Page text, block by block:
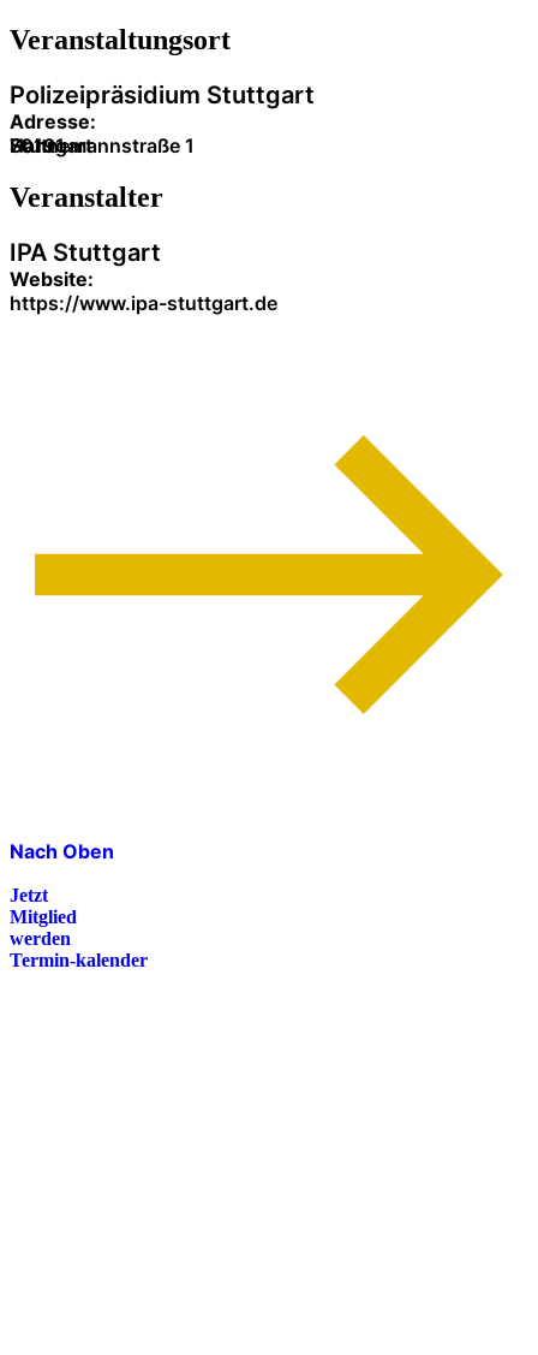
Veranstaltung­sort
Polizeipräsidium Stuttgart
Adresse:
Hahnemannstraße 1
70191
Stuttgart
Veranstalter
IPA Stuttgart
Website:
https://www.ipa-stuttgart.de
Nach Oben
Jetzt
Mitglied
werden
Termin-kalender